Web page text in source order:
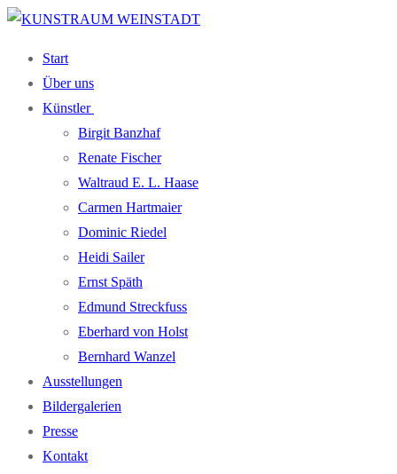
Zum
springen
Menü
Schließen
Start
Über uns
Künst­ler
Bir­git Banzhaf
Rena­te Fischer
Wal­traud E. L. Haase
Car­men Hartmaier
Domi­nic Riedel
Hei­di Sailer
Ernst Späth
Edmund Streck­fuss
Eber­hard von Holst
Bern­hard Wanzel
Aus­stel­lun­gen
Bil­der­ga­le­rien
Pres­se
Kon­takt